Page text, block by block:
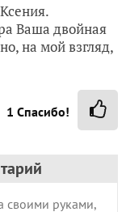
Ваша двойная
на мой взгляд,
1 Спасибо!